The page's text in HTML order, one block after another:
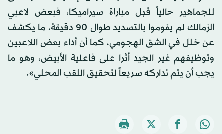
للجماهير حالياً قبل مباراة سيراميكا، فبعض لاعبي
الزمالك لم يقوموا بالتسديد طوال 90 دقيقة، ما يكشف
عن خلل في الشق الهجومي، كما أن أداء بعض اللاعبين
وتوظيفهم غير الجيد أثرا على فاعلية الأبيض، وهو ما
يجب أن يتم تداركه سريعاً لتحقيق اللقب المحلي».